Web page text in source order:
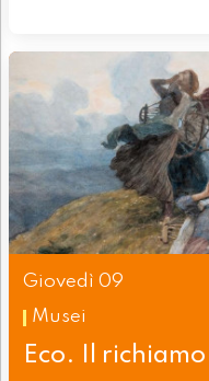
Giovedì 09
Musei
Eco. Il